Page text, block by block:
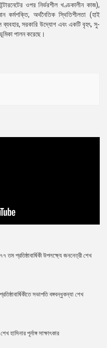
ওপর নির্ভরশীল খণ্ডকালীন কাজ),
কর্মশক্তি, অর্থনৈতিক স্থিতিশীলতা (হাই
ব্যবহার, সরকারি উদ্যোগ এবং একটি বৃহৎ, সু-
পালন করেছে।
তম প্রতিষ্ঠাবার্ষিকী উপলক্ষ্যে জননেত্রী শেখ
সভাপতি বঙ্গবন্ধুকন্যা শেখ
হাসিনার পূর্নাঙ্গ সাক্ষাৎকার